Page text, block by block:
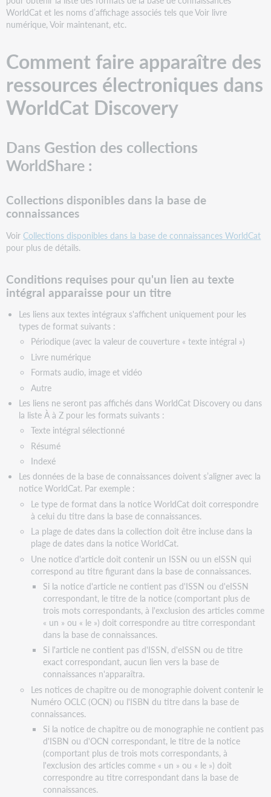
OCLC :
Bases
disponibles
Contenus
pour
métarecherche
bases
de
données
les
liens
textes
intégraux
vos
liens
options
le
formulaire
« Signaler
un
lien
brisé »
Ajouter,
modifier
ou
supprimer
numéros
OCLC
regroupés
Configurer
Google
Scholar
Signaler
un
lien
brisé
WorldCat et les noms d’affichage associés tels que Voir livre
numérique, Voir maintenant, etc.
Comment faire apparaître des
ressources électroniques dans
WorldCat Discovery
Dans Gestion des collections
WorldShare :
Collections disponibles dans la base de
connaissances
Voir Collections disponibles dans la base de connaissances WorldCat
pour plus de détails.
Conditions requises pour qu'un lien au texte
intégral apparaisse pour un titre
Les liens aux textes intégraux s'affichent uniquement pour les
types de format suivants :
Périodique (avec la valeur de couverture « texte intégral »)
Livre numérique
Formats audio, image et vidéo
Autre
Les liens ne seront pas affichés dans WorldCat Discovery ou dans
la liste À à Z pour les formats suivants :
Texte intégral sélectionné
Résumé
Indexé
Les données de la base de connaissances doivent s’aligner avec la
notice WorldCat. Par exemple :
Le type de format dans la notice WorldCat doit correspondre
à celui du titre dans la base de connaissances.
La plage de dates dans la collection doit être incluse dans la
plage de dates dans la notice WorldCat.
Une notice d'article doit contenir un ISSN ou un eISSN qui
correspond au titre figurant dans la base de connaissances.
Si la notice d'article ne contient pas d'ISSN ou d'eISSN
correspondant, le titre de la notice (comportant plus de
trois mots correspondants, à l'exclusion des articles comme
« un » ou « le ») doit correspondre au titre correspondant
dans la base de connaissances.
Si l'article ne contient pas d'ISSN, d'eISSN ou de titre
exact correspondant, aucun lien vers la base de
connaissances n'apparaîtra.
Les notices de chapitre ou de monographie doivent contenir le
Numéro OCLC (OCN) ou l'ISBN du titre dans la base de
connaissances.
Si la notice de chapitre ou de monographie ne contient pas
d'ISBN ou d'OCN correspondant, le titre de la notice
(comportant plus de trois mots correspondants, à
l'exclusion des articles comme « un » ou « le ») doit
correspondre au titre correspondant dans la base de
connaissances.